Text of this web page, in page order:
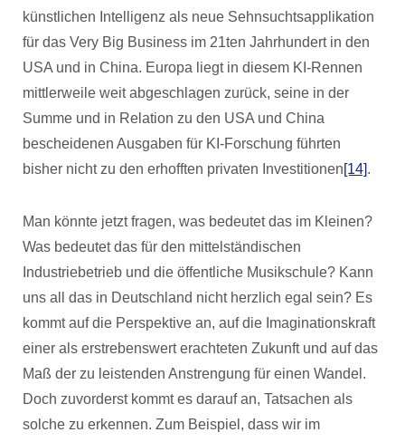
künstlichen Intelligenz als neue Sehnsuchtsapplikation
für das Very Big Business im 21ten Jahrhundert in den
USA und in China. Europa liegt in diesem KI-Rennen
mittlerweile weit abgeschlagen zurück, seine in der
Summe und in Relation zu den USA und China
bescheidenen Ausgaben für KI-Forschung führten
bisher nicht zu den erhofften privaten Investitionen[14].
Man könnte jetzt fragen, was bedeutet das im Kleinen?
Was bedeutet das für den mittelständischen
Industriebetrieb und die öffentliche Musikschule? Kann
uns all das in Deutschland nicht herzlich egal sein? Es
kommt auf die Perspektive an, auf die Imaginationskraft
einer als erstrebenswert erachteten Zukunft und auf das
Maß der zu leistenden Anstrengung für einen Wandel.
Doch zuvorderst kommt es darauf an, Tatsachen als
solche zu erkennen. Zum Beispiel, dass wir im